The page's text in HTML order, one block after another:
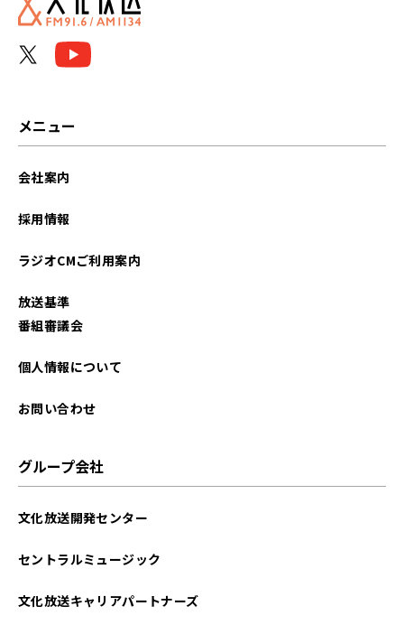
2025年05月
2025年02月
メニュー
会社案内
採用情報
ラジオCMご利用案内
放送基準
番組審議会
個人情報について
お問い合わせ
グループ会社
文化放送開発センター
セントラルミュージック
文化放送キャリアパートナーズ